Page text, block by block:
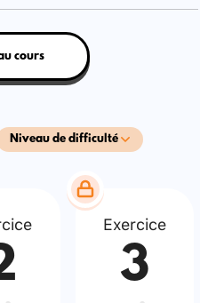
Niveau de difficulté
cours
Exercice
3